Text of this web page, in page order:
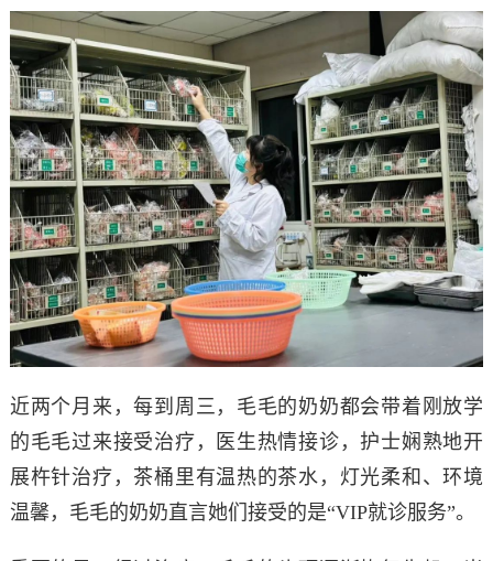
近两个月来，每到周三，毛毛的奶奶都会带着刚放学
的毛毛过来接受治疗，医生热情接诊，护士娴熟地开
展杵针治疗，茶桶里有温热的茶水，灯光柔和、环境
温馨，毛毛的奶奶直言她们接受的是“VIP就诊服务”。